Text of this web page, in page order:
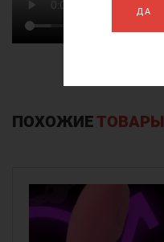
ПОХОЖИЕТОВАРЫ
ДА